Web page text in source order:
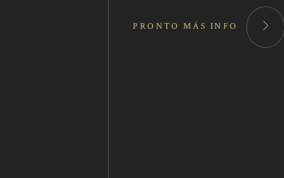
PRONTO MÁS INFO